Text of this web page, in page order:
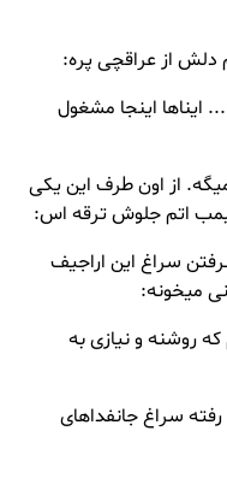
دلش از عراقچی پره:
اینجا مشغول
از اون طرف این یکی
اتم جلوش ترقه اس:
سراغ این اراجیف
میخونه:
روشنه و نیازی به
رفته سراغجانفداهای